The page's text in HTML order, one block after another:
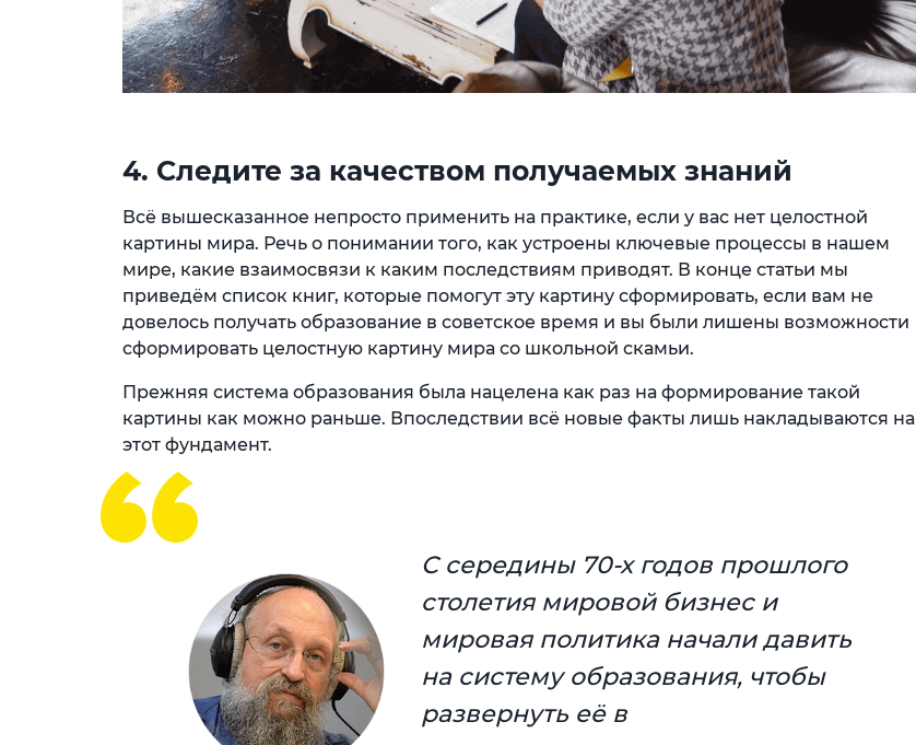
4. Следите за качеством получаемых знаний
Всё вышесказанное непросто применить на практике, если у вас нет целостной
картины мира. Речь о понимании того, как устроены ключевые процессы в нашем
мире, какие взаимосвязи к каким последствиям приводят. В конце статьи мы
приведём список книг, которые помогут эту картину сформировать, если вам не
довелось получать образование в советское время и вы были лишены возможности
сформировать целостную картину мира со школьной скамьи.
Прежняя система образования была нацелена как раз на формирование такой
картины как можно раньше. Впоследствии всё новые факты лишь накладываются на
этот фундамент.
С середины 70-х годов прошлого
столетия мировой бизнес и
мировая политика начали давить
на систему образования, чтобы
развернуть её в